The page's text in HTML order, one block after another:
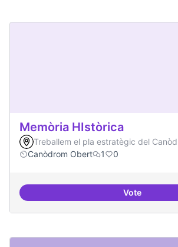
Memòria HIstòrica
Treballem el pla estratègic del
Canòdrom Obert
1 0
VoteMemòria